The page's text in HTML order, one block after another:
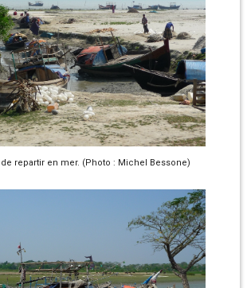
de repartir en mer. (Photo : Michel Bessone)